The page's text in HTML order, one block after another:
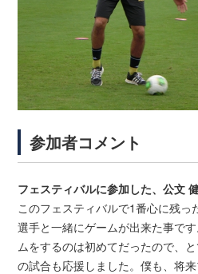
参加者コメント
フェスティバルに参加した、公文
このフェスティバルで1番心に残っ
選手と一緒にゲームが出来た事で
ムをするのは初めてだったので、
の試合も応援しました。僕も、将